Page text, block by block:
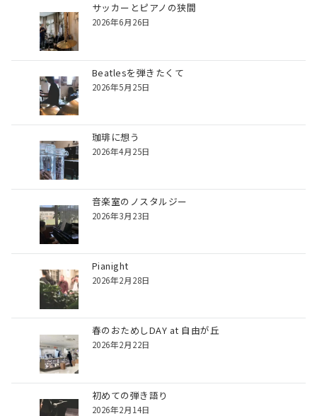
サッカーとピアノの狭間
2026年6月26日
Beatlesを弾きたくて
2026年5月25日
珈琲に想う
2026年4月25日
音楽室のノスタルジー
2026年3月23日
Pianight
2026年2月28日
春のおためしDAY at 自由が丘
2026年2月22日
初めての弾き語り
2026年2月14日